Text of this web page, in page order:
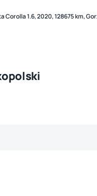
Corolla 1.6, 2020, 128675 km,